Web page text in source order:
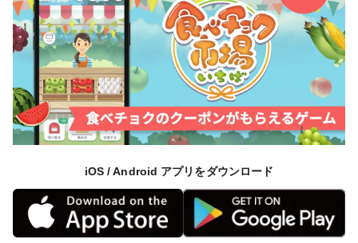
iOS / Android アプリをダウンロード